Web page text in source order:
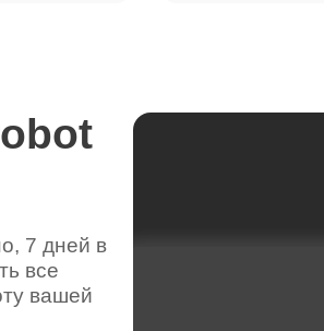
ноутбуков Thunderobot
7 дней в
все
вашей